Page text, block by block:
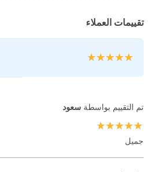
تقييمات العملاء
تقييم:
تم التقييم بواسطة سعود
جميل